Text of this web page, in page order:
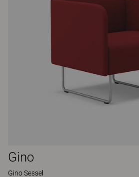
Gino
Gino Sessel